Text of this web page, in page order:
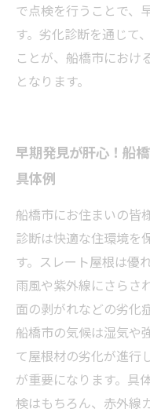
で点検を行うことで、
す。劣化診断を通じて
ことが、船橋市におけ
となります。
早期発見が肝心！船
具体例
船橋市にお住まいの皆
診断は快適な住環境を
す。スレート屋根は優
雨風や紫外線にさらさ
面の剥がれなどの劣化
船橋市の気候は湿気や
て屋根材の劣化が進行
が重要になります。具
検はもちろん、赤外線